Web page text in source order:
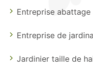
Entreprise
Entreprise de
Jardinier taille de